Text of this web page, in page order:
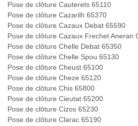
Pose de clôture Cauterets 65110
Pose de clôture Cazarilh 65370
Pose de clôture Cazaux Debat 65590
Pose de clôture Cazaux Frechet Aneran
Pose de clôture Chelle Debat 65350
Pose de clôture Chelle Spou 65130
Pose de clôture Cheust 65100
Pose de clôture Cheze 65120
Pose de clôture Chis 65800
Pose de clôture Cieutat 65200
Pose de clôture Cizos 65230
Pose de clôture Clarac 65190